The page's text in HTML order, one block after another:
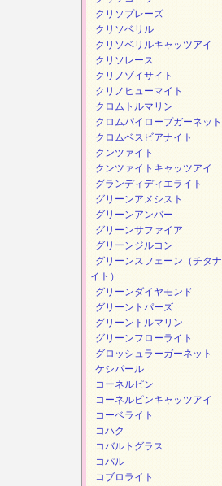
クリソプレーズ
クリソベリル
クリソベリルキャッツアイ
クリソレース
クリノゾイサイト
クリノヒューマイト
クロムトルマリン
クロムパイロープガーネット
クロムベスビアナイト
クンツァイト
クンツァイトキャッツアイ
グランディディエライト
グリーンアメシスト
グリーンアンバー
グリーンサファイア
グリーンジルコン
グリーンスフェーン（チタナ
イト）
グリーンダイヤモンド
グリーントパーズ
グリーントルマリン
グリーンフローライト
グロッシュラーガーネット
ケシパール
コーネルピン
コーネルピンキャッツアイ
コーベライト
コハク
コバルトグラス
コパル
コブロライト